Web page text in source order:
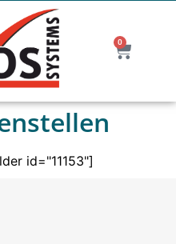
0
id="11153"]